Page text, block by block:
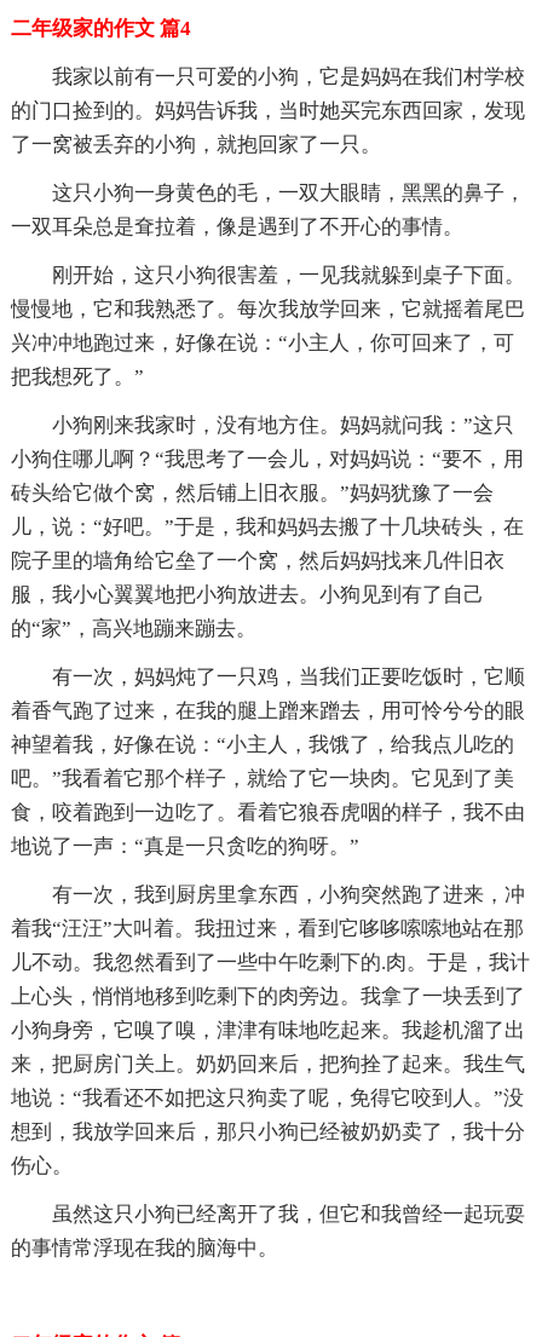
二年级家的作文 篇4
我家以前有一只可爱的小狗，它是妈妈在我们村学校
的门口捡到的。妈妈告诉我，当时她买完东西回家，发现
了一窝被丢弃的小狗，就抱回家了一只。
这只小狗一身黄色的毛，一双大眼睛，黑黑的鼻子，
一双耳朵总是耷拉着，像是遇到了不开心的事情。
刚开始，这只小狗很害羞，一见我就躲到桌子下面。
慢慢地，它和我熟悉了。每次我放学回来，它就摇着尾巴
兴冲冲地跑过来，好像在说：“小主人，你可回来了，可
把我想死了。”
小狗刚来我家时，没有地方住。妈妈就问我：”这只
小狗住哪儿啊？“我思考了一会儿，对妈妈说：“要不，用
砖头给它做个窝，然后铺上旧衣服。”妈妈犹豫了一会
儿，说：“好吧。”于是，我和妈妈去搬了十几块砖头，在
院子里的墙角给它垒了一个窝，然后妈妈找来几件旧衣
服，我小心翼翼地把小狗放进去。小狗见到有了自己
的“家”，高兴地蹦来蹦去。
有一次，妈妈炖了一只鸡，当我们正要吃饭时，它顺
着香气跑了过来，在我的腿上蹭来蹭去，用可怜兮兮的眼
神望着我，好像在说：“小主人，我饿了，给我点儿吃的
吧。”我看着它那个样子，就给了它一块肉。它见到了美
食，咬着跑到一边吃了。看着它狼吞虎咽的样子，我不由
地说了一声：“真是一只贪吃的狗呀。”
有一次，我到厨房里拿东西，小狗突然跑了进来，冲
着我“汪汪”大叫着。我扭过来，看到它哆哆嗦嗦地站在那
儿不动。我忽然看到了一些中午吃剩下的.肉。于是，我计
上心头，悄悄地移到吃剩下的肉旁边。我拿了一块丢到了
小狗身旁，它嗅了嗅，津津有味地吃起来。我趁机溜了出
来，把厨房门关上。奶奶回来后，把狗拴了起来。我生气
地说：“我看还不如把这只狗卖了呢，免得它咬到人。”没
想到，我放学回来后，那只小狗已经被奶奶卖了，我十分
伤心。
虽然这只小狗已经离开了我，但它和我曾经一起玩耍
的事情常浮现在我的脑海中。